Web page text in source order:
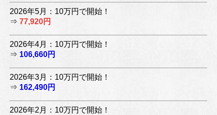
2026年5月：10万円で開始！
⇒ 77,920円
2026年4月：10万円で開始！
⇒ 106,660円
2026年3月：10万円で開始！
⇒ 162,490円
2026年2月：10万円で開始！